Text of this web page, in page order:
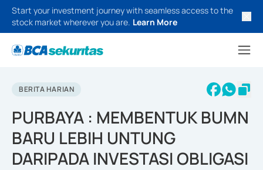
Start your investment journey with seamless access to the
stock market wherever you are. Learn More
BERITA HARIAN
PURBAYA : MEMBENTUK BUMN
BARU LEBIH UNTUNG
DARIPADA INVESTASI OBLIGASI